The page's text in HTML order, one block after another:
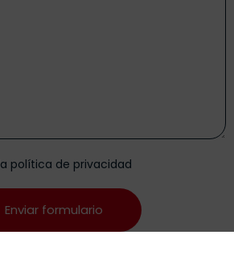
política de privacidad
Enviar formulario